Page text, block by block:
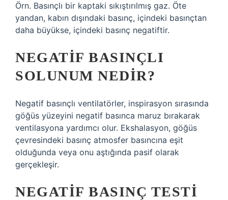
Örn. Basınçlı bir kaptaki sıkıştırılmış gaz. Öte
yandan, kabın dışındaki basınç, içindeki basınçtan
daha büyükse, içindeki basınç negatiftir.
NEGATIF BASINÇLI
SOLUNUM NEDIR?
Negatif basınçlı ventilatörler, inspirasyon sırasında
göğüs yüzeyini negatif basınca maruz bırakarak
ventilasyona yardımcı olur. Ekshalasyon, göğüs
çevresindeki basınç atmosfer basıncına eşit
olduğunda veya onu aştığında pasif olarak
gerçekleşir.
NEGATIF BASINÇ TESTI